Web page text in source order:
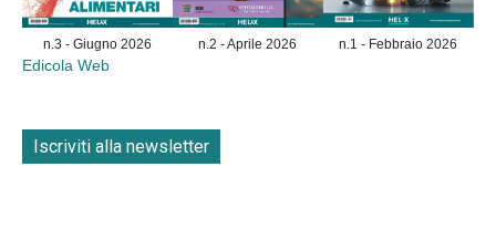
n.3 - Giugno 2026 n.2 - Aprile 2026 n.1 - Febbraio 2026
Edicola Web
Iscriviti alla newsletter